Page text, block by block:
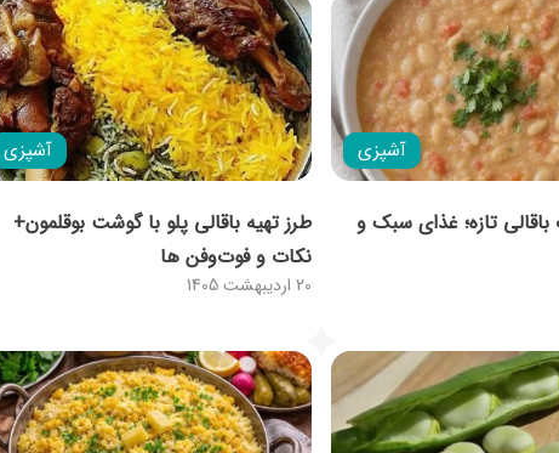
آشپزی
تازه؛ غذای سبک و
آشپزی
20 اردیبهشت 1405
طرز تهیه باقالی پلو با گوشت بوقلمون+
نکات و فوت‌وفن ها